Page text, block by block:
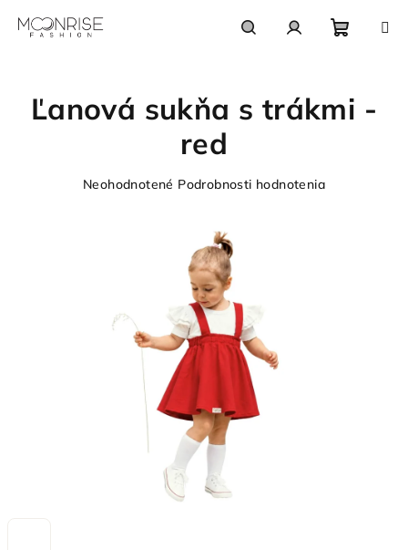
košík
Ľanová sukňa s trákmi -
red
Priemerné
hviezdičiek.
Neohodnotené Podrobnosti hodnotenia